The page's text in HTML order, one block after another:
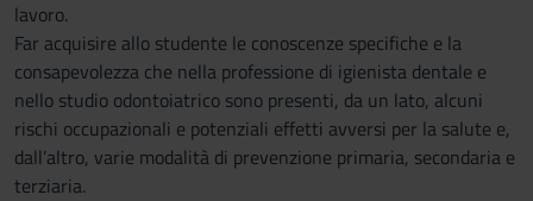
lavoro.
Far acquisire allo studente le conoscenze specifiche e la
consapevolezza che nella professione di igienista dentale e
nello studio odontoiatrico sono presenti, da un lato, alcuni
rischi occupazionali e potenziali effetti avversi per la salute e,
dall’altro, varie modalità di prevenzione primaria, secondaria e
terziaria.